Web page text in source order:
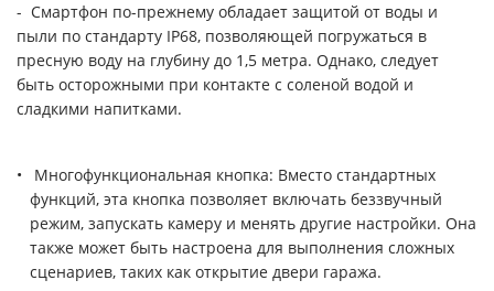
- Смартфон по-прежнему обладает защитой от воды и
пыли по стандарту IP68, позволяющей погружаться в
пресную воду на глубину до 1,5 метра. Однако, следует
быть осторожными при контакте с соленой водой и
сладкими напитками.
Многофункциональная кнопка: Вместо стандартных
функций, эта кнопка позволяет включать беззвучный
режим, запускать камеру и менять другие настройки. Она
также может быть настроена для выполнения сложных
сценариев, таких как открытие двери гаража.